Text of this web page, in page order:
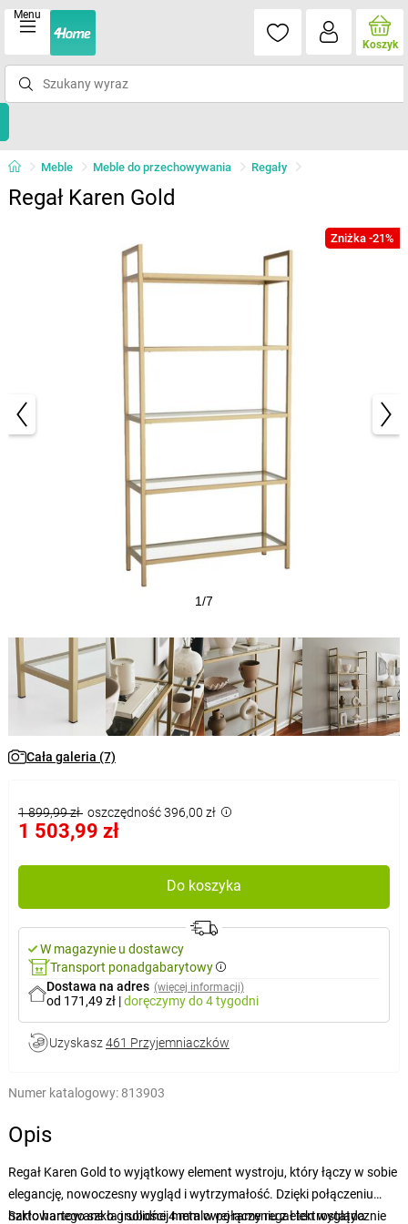
Menu
Koszyk
Meble Meble do przechowywania Regały
Regał Karen Gold
Zniżka -21%
1/7
Cała galeria (7)
1 899,99 zł oszczędność 396,00 zł
1 503,99 zł
Do koszyka
W magazynie u dostawcy
Transport ponadgabarytowy
Dostawa na adres (więcej informacji)
od 171,49 zł |doręczymydo 4 tygodni
Uzyskasz 461 Przyjemniaczków
Numer katalogowy: 813903
Opis
Regał Karen Gold to wyjątkowy element wystroju, który łączy w sobie
elegancję, nowoczesny wygląd i wytrzymałość. Dzięki połączeniu
hartowanego szkła i solidnej metalowej ramy regał ten wygląda
Szkło hartowane o grubości 4 mm w połączeniu z elektrostatycznie